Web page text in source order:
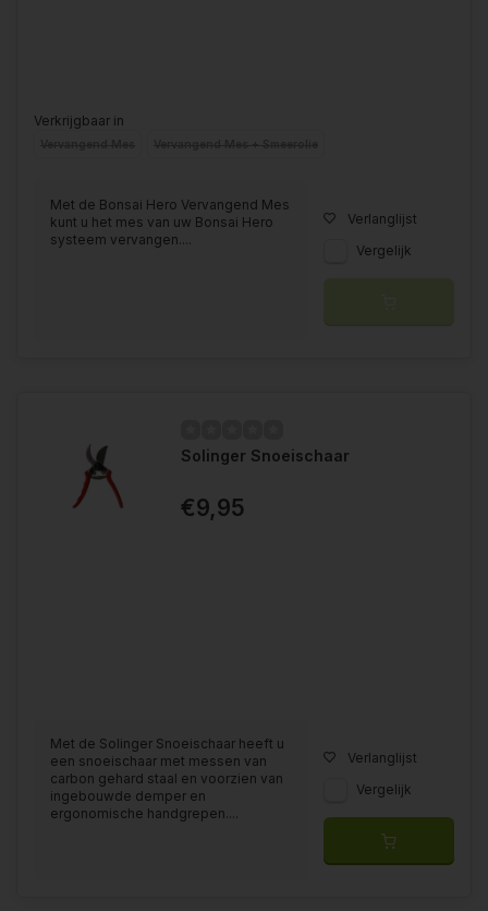
Verkrijgbaar in
Met de Bonsai Hero Vervangend Mes
kunt u het mes van uw Bonsai Hero
systeem vervangen....
Verlanglijst
Vergelijk
Solinger Snoeischaar
€9,95
Met de Solinger Snoeischaar heeft u
een snoeischaar met messen van
carbon gehard staal en voorzien van
ingebouwde demper en
ergonomische handgrepen....
Verlanglijst
Vergelijk